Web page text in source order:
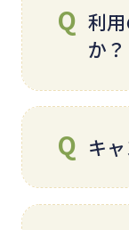
でも
い
詳
ま
利
か？
が
キ